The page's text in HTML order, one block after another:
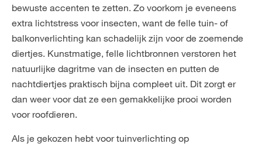
bewuste accenten te zetten. Zo voorkom je eveneens
extra lichtstress voor insecten, want de felle tuin- of
balkonverlichting kan schadelijk zijn voor de zoemende
diertjes. Kunstmatige, felle lichtbronnen verstoren het
natuurlijke dagritme van de insecten en putten de
nachtdiertjes praktisch bijna compleet uit. Dit zorgt er
dan weer voor dat ze een gemakkelijke prooi worden
voor roofdieren.
Als je gekozen hebt voor tuinverlichting op